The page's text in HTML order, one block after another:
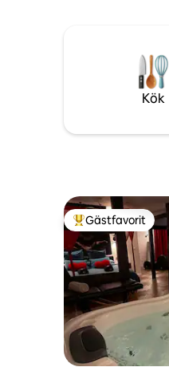
Kök
Populär gästfavorit
Gästfavorit